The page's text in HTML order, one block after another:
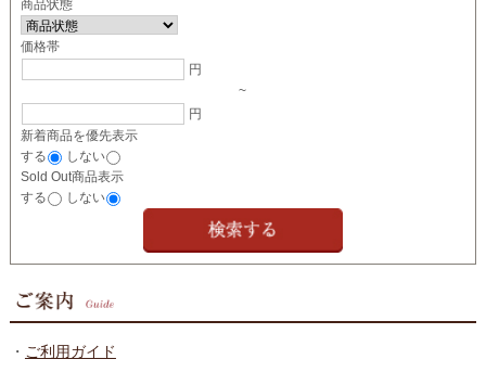
商品状態
価格帯
円
~
円
新着商品を優先表示
する
しない
Sold Out商品表示
する
しない
・ ご利用ガイド